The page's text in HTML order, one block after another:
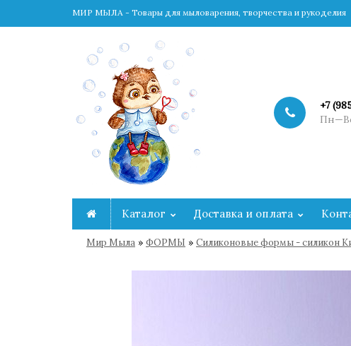
МИР МЫЛА - Товары для мыловарения, творчества и рукоделия
+7
Каталог Доставка и оплата
Мир Мыла » ФОРМЫ » Cиликоновые формы - силикон